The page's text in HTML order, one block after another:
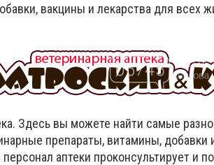
вакцины и лекарства для всех
Здесь вы можете найти самые
препараты, витамины, добавки
аптеки проконсультирует и